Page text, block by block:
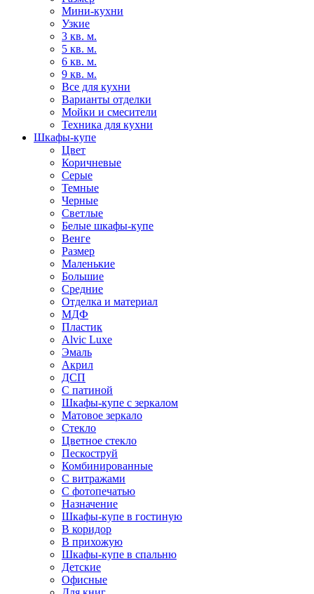
Мини-кухни
Узкие
3 кв. м.
5 кв. м.
6 кв. м.
9 кв. м.
Все для кухни
Варианты отделки
Мойки и смесители
Техника для кухни
Шкафы-купе
Цвет
Коричневые
Серые
Темные
Черные
Светлые
Белые шкафы-купе
Венге
Размер
Маленькие
Большие
Средние
Отделка и материал
МДФ
Пластик
Alvic Luxe
Эмаль
Акрил
ДСП
С патиной
Шкафы-купе с зеркалом
Матовое зеркало
Стекло
Цветное стекло
Пескоструй
Комбинированные
С витражами
С фотопечатью
Назначение
Шкафы-купе в гостиную
В коридор
В прихожую
Шкафы-купе в спальню
Детские
Офисные